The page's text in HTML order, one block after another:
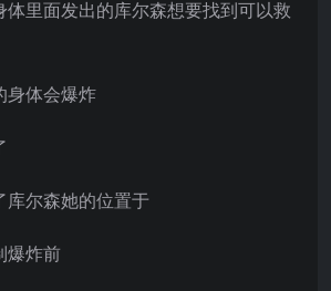
体里面发出的库尔森想要找到可以救
身体会爆炸
库尔森她的位置于
爆炸前